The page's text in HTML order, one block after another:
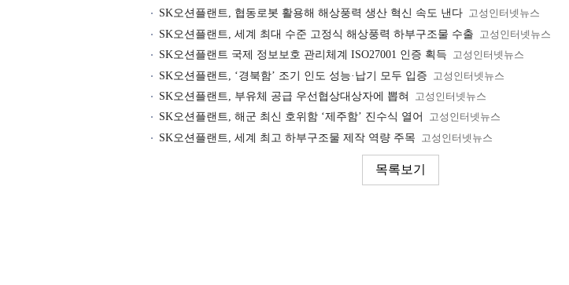
SK오션플랜트, 협동로봇 활용해 해상풍력 생산 혁신 속도 낸다 고성인터넷뉴스
SK오션플랜트, 세계 최대 수준 고정식 해상풍력 하부구조물 수출
고성인터넷뉴스
SK오션플랜트 국제 정보보호 관리체계 ISO27001 인증 획득 고성인터넷뉴스
SK오션플랜트, ‘경북함’ 조기 인도 성능·납기 모두 입증
고성인터넷뉴스
SK오션플랜트, 부유체 공급 우선협상대상자에 뽑혀
고성인터넷뉴스
SK오션플랜트, 해군 최신 호위함 ‘제주함’ 진수식 열어
고성인터넷뉴스
SK오션플랜트, 세계 최고 하부구조물 제작 역량 주목
고성인터넷뉴스